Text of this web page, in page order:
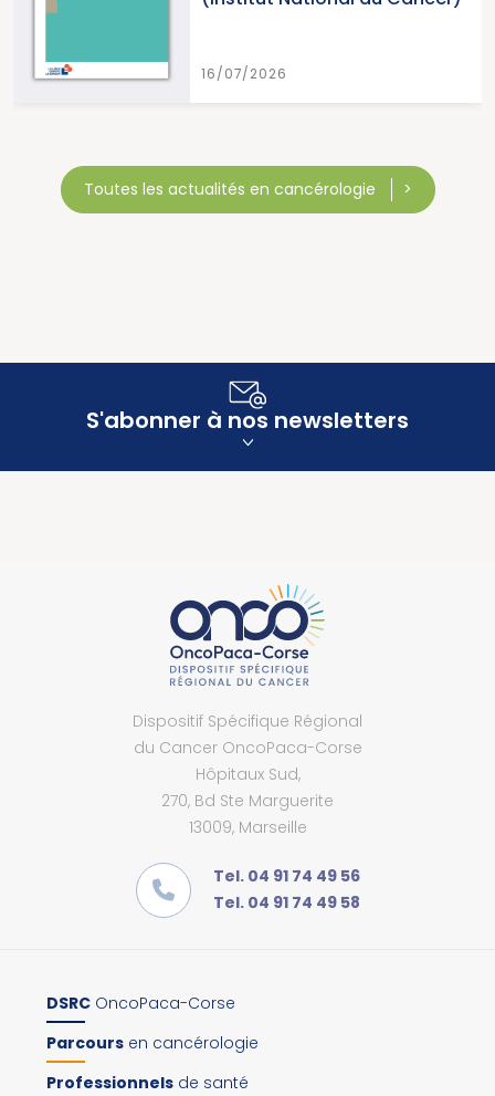
Toutes les actualités en cancérologie
S'abonner à nos newsletters
Dispositif Spécifique Régional
du Cancer OncoPaca-Corse
Hôpitaux Sud,
270, Bd Ste Marguerite
13009, Marseille
Tel. 04 91 74 49 56
Tel. 04 91 74 49 58
DSRC OncoPaca-Corse
Parcours en cancérologie
Professionnels de santé